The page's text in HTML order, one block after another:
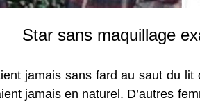
Star sans maquillage
jamais sans fard au saut du
jamais en naturel. D’autres